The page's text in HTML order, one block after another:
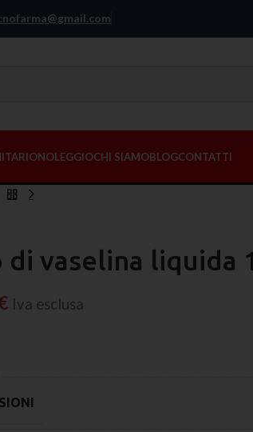
NOLEGGIOCHI SIAMOBLOGCONTATTI
di vaselina liquida
Iva esclusa